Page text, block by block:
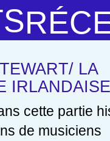
LA
IRLANDAISE
cette partie
de musiciens